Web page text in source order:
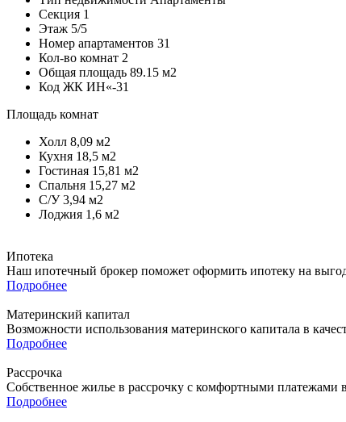
Секция 1
Этаж 5/5
Номер апартаментов 31
Кол-во комнат 2
Общая площадь 89.15 м2
Код ЖК ИН«-31
Площадь комнат
Холл 8,09 м2
Кухня 18,5 м2
Гостиная 15,81 м2
Спальня 15,27 м2
С/У 3,94 м2
Лоджия 1,6 м2
Ипотека
Наш ипотечный брокер поможет оформить ипотеку на
Подробнее
Материнский капитал
Возможности использования материнского капитала в
Подробнее
Рассрочка
Собственное жилье в рассрочку с комфортными платежами
Подробнее